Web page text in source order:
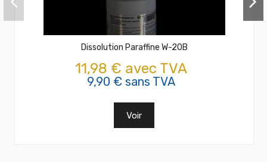
Dissolution Paraffine W-20B
11,98 € avec TVA
9,90 € sans TVA
Voir